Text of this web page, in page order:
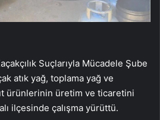
Suçlarıyla Mücadele Şube
atık yağ, toplama yağ ve
ürünlerinin üretim ve ticaretini
ilçesinde çalışma yürüttü.